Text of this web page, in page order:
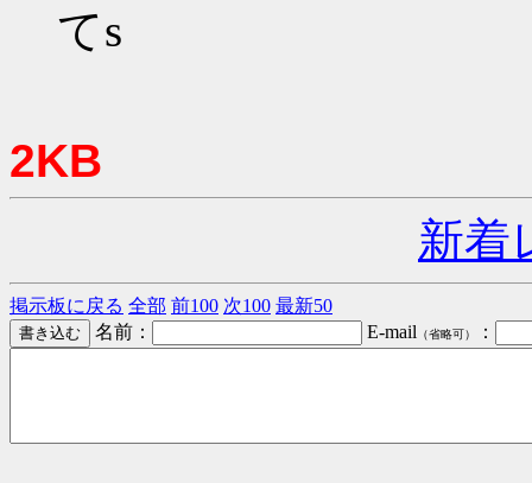
てs
2KB
新着
掲示板に戻る 全部 前100 次100 最新50
名前：
E-mail （省略可） ：